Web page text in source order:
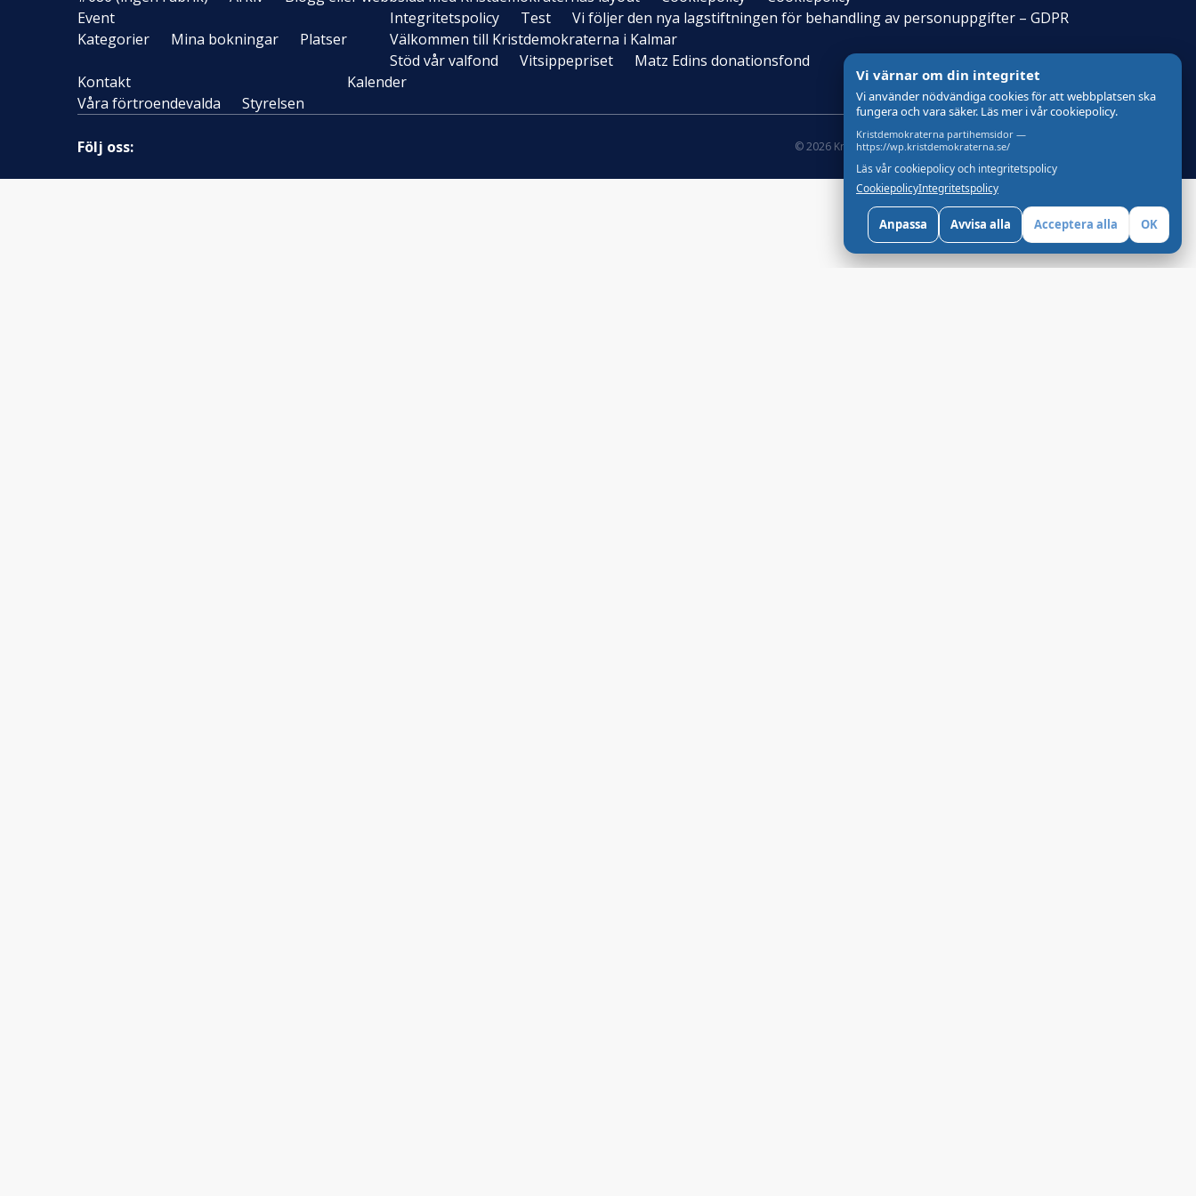
Event
Kategorier
Mina bokningar Platser
Integritetspolicy Test
Vi följer den nya lagstiftningen för behandling av personuppgifter – GDPR
Välkommen till Kristdemokraterna i Kalmar
Stöd vår valfond
Vitsippepriset
Matz Edins donationsfond
Kontakt
Våra förtroendevalda
Styrelsen
Kalender
Följ oss: © 2026 Kristdemokraterna Skapad med
Vi värnar om din integritet
Vi använder nödvändiga cookies för att webbplatsen ska
fungera och vara säker. Läs mer i vår cookiepolicy.
Kristdemokraterna partihemsidor —
https://wp.kristdemokraterna.se/
Läs vår cookiepolicy och integritetspolicy
CookiepolicyIntegritetspolicy
Anpassa Avvisa alla Acceptera alla OK